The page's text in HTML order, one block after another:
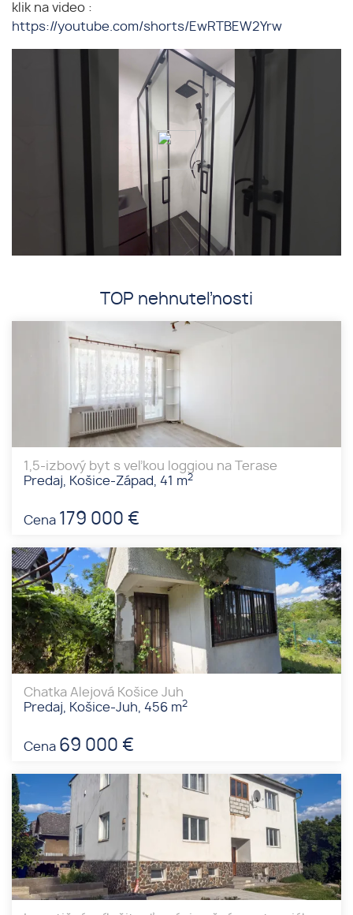
klik na video :
https://youtube.com/shorts/EwRTBEW2Yrw
TOP nehnuteľnosti
1,5-izbový byt s veľkou loggiou na Terase
Predaj, Košice-Západ, 41 m2
Cena 179 000 €
Chatka Alejová Košice Juh
Predaj, Košice-Juh, 456 m2
Cena 69 000 €